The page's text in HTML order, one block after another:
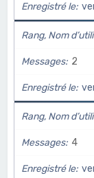
Enregistré le
Rang, Nom
Messages 2
Enregistré le
Rang, Nom
Messages 4
Enregistré le